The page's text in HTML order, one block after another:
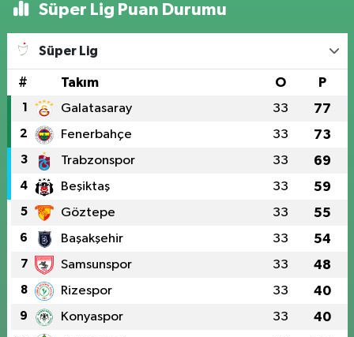
Süper Lig Puan Durumu
Süper Lig
# Takım O P
1 Galatasaray 33 77
2 Fenerbahçe 33 73
3 Trabzonspor 33 69
4 Beşiktaş 33 59
5 Göztepe 33 55
6 Başakşehir 33 54
7 Samsunspor 33 48
8 Rizespor 33 40
9 Konyaspor 33 40